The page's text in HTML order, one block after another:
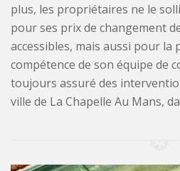
plus, les propriétaires ne le
pour ses prix de changement
accessibles, mais aussi pour la
compétence de son équipe de
toujours assuré des
ville de La Chapelle Au Mans,